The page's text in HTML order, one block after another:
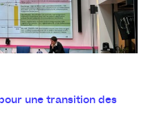
une transition des